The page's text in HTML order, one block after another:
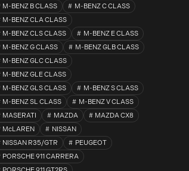
M-BENZ B CLASS
M-BENZ C CLASS
M-BENZ CLA CLASS
M-BENZ CLS CLASS
M-BENZ E CLASS
M-BENZ G CLASS
M-BENZ GLB CLASS
M-BENZ GLC CLASS
M-BENZ GLE CLASS
M-BENZ GLS CLASS
M-BENZ S CLASS
M-BENZ SL CLASS
M-BENZ V CLASS
MASERATI
MAZDA
MAZDA CX8
McLAREN
NISSAN
NISSAN R35/GTR
PEUGEOT
PORSCHE 911 CARRERA